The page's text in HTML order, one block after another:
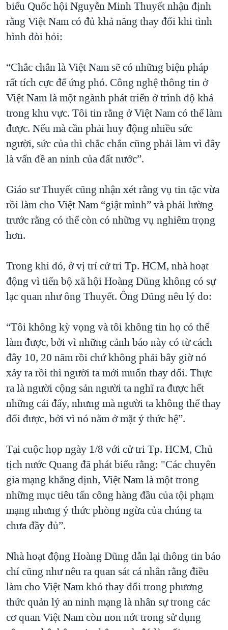
biểu Quốc hội Nguyễn Minh Thuyết nhận định
rằng Việt Nam có đủ khả năng thay đổi khi tình
hình đòi hỏi:
“Chắc chắn là Việt Nam sẽ có những biện pháp
rất tích cực để ứng phó. Công nghệ thông tin ở
Việt Nam là một ngành phát triển ở trình độ khá
trong khu vực. Tôi tin rằng ở Việt Nam có thể làm
được. Nếu mà cần phải huy động nhiều sức
người, sức của thì chắc chắn cũng phải làm vì đây
là vấn đề an ninh của đất nước”.
Giáo sư Thuyết cũng nhận xét rằng vụ tin tặc vừa
rồi làm cho Việt Nam “giật mình” và phải lường
trước rằng có thể còn có những vụ nghiêm trọng
hơn.
Trong khi đó, ở vị trí cử tri Tp. HCM, nhà hoạt
động vì tiến bộ xã hội Hoàng Dũng không có sự
lạc quan như ông Thuyết. Ông Dũng nêu lý do:
“Tôi không kỳ vọng và tôi không tin họ có thể
làm được, bởi vì những cảnh báo này có từ cách
đây 10, 20 năm rồi chứ không phải bây giờ nó
xảy ra rồi thì người ta mới muốn thay đổi. Thực
ra là người cộng sản người ta nghĩ ra được hết
những cái đấy, nhưng mà người ta không thể thay
đổi được, bởi vì nó nằm ở mặt ý thức hệ”.
Tại cuộc họp ngày 1/8 với cử tri Tp. HCM, Chủ
tịch nước Quang đã phát biểu rằng: "Các chuyên
gia mạng khẳng định, Việt Nam là một trong
những mục tiêu tấn công hàng đầu của tội phạm
mạng nhưng ý thức phòng ngừa của chúng ta
chưa đầy đủ”.
Nhà hoạt động Hoàng Dũng dẫn lại thông tin báo
chí cũng như nêu ra quan sát cá nhân rằng điều
làm cho Việt Nam khó thay đổi trong phương
thức quản lý an ninh mạng là nhân sự trong các
cơ quan Việt Nam còn non nớt trong sử dụng